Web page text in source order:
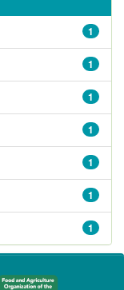
1
1
1
1
1
1
1